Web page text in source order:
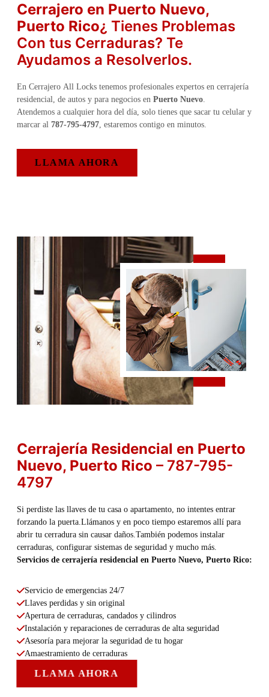
Cerrajero en Puerto Nuevo,
Puerto Rico¿ Tienes Problemas
Con tus Cerraduras? Te
Ayudamos a Resolverlos.
En Cerrajero All Locks tenemos profesionales expertos en cerrajería
residencial, de autos y para negocios en Puerto Nuevo.
Atendemos a cualquier hora del día, solo tienes que sacar tu celular y
marcar al 787-795-4797, estaremos contigo en minutos.
LLAMA AHORA
Cerrajería Residencial en Puerto
Nuevo, Puerto Rico – 787-795-
4797
Si perdiste las llaves de tu casa o apartamento, no intentes entrar
forzando la puerta.Llámanos y en poco tiempo estaremos allí para
abrir tu cerradura sin causar daños.También podemos instalar
cerraduras, configurar sistemas de seguridad y mucho más.
Servicios de cerrajería residencial en Puerto Nuevo, Puerto Rico:
Servicio de emergencias 24/7
Llaves perdidas y sin original
Apertura de cerraduras, candados y cilindros
Instalación y reparaciones de cerraduras de alta seguridad
Asesoría para mejorar la seguridad de tu hogar
Amaestramiento de cerraduras
LLAMA AHORA